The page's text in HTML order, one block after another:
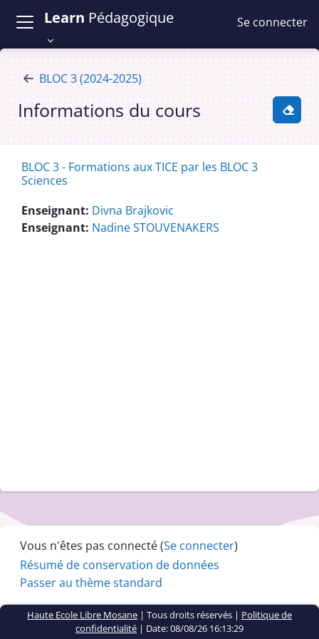
Learn Pédagogique Se connecter
BLOC 3 (2024-2025)
Informations du cours
BLOC 3 - Formations aux TICE par les BLOC 3
Sciences
Enseignant: Divna Brajkovic
Enseignant: Nadine STOUVENAKERS
Vous n'êtes pas connecté (Se connecter)
Résumé de conservation de données
Passer au thème standard
Haute Ecole Libre Mosane | Tous droits réservés | Politique de
confidentialité | Date: 08/08/26 16:13:29